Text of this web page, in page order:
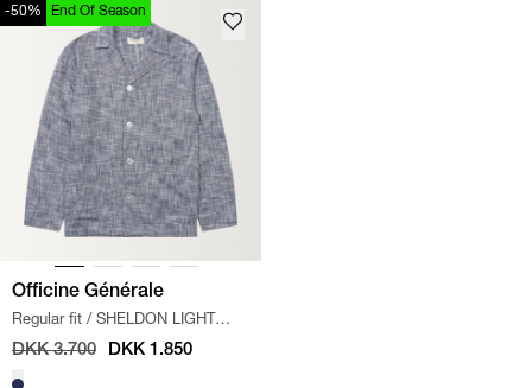
-50% End Of Season
Officine Générale
Regular fit / SHELDON LIGHT
OVERSHIRT
NAVY
DKK 3.700 DKK 1.850